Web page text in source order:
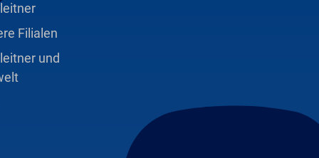
Filialen
und